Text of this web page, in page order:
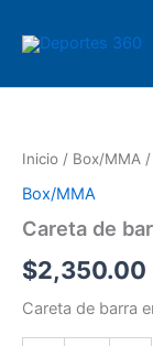
Inicio / Box/MMA
Box/MMA
Careta de
$2,350.00
Careta de barra
en
Piel
ADX
cantidad